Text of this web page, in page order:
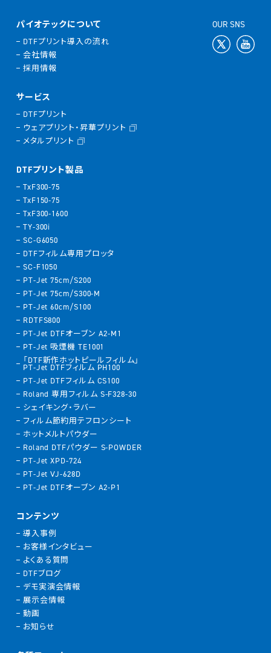
パイオテックについて
DTFプリント導入の流れ
会社情報
採用情報
サービス
DTFプリント
ウェアプリント・昇華プリント
メタルプリント
DTFプリント製品
TxF300-75
TxF150-75
TxF300-1600
TY-300i
SC-G6050
DTFフィルム専用プロッタ
SC-F1050
PT-Jet 75cm/S200
PT-Jet 75cm/S300-M
PT-Jet 60cm/S100
RDTFS800
PT-Jet DTFオーブン A2-M1
PT-Jet 吸煙機 TE1001
「DTF新作ホットピールフィルム」
PT-Jet DTFフィルム PH100
PT-Jet DTFフィルム CS100
Roland 専用フィルム S-F328-30
シェイキング・ラバー
フィルム節約用テフロンシート
ホットメルトパウダー
Roland DTFパウダー S-POWDER
PT-Jet XPD-724
PT-Jet VJ-628D
PT-Jet DTFオーブン A2-P1
コンテンツ
導入事例
お客様インタビュー
よくある質問
DTFブログ
デモ実演会情報
展示会情報
動画
お知らせ
OUR SNS